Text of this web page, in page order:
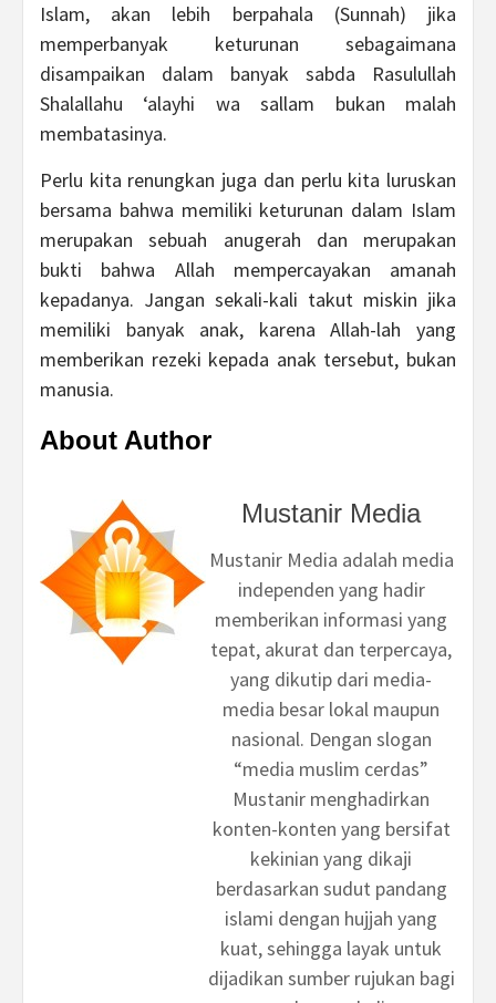
Islam, akan lebih berpahala (Sunnah) jika
memperbanyak keturunan sebagaimana
disampaikan dalam banyak sabda Rasulullah
Shalallahu ‘alayhi wa sallam bukan malah
membatasinya.
Perlu kita renungkan juga dan perlu kita luruskan
bersama bahwa memiliki keturunan dalam Islam
merupakan sebuah anugerah dan merupakan
bukti bahwa Allah mempercayakan amanah
kepadanya. Jangan sekali-kali takut miskin jika
memiliki banyak anak, karena Allah-lah yang
memberikan rezeki kepada anak tersebut, bukan
manusia.
About Author
Mustanir Media
Mustanir Media adalah media
independen yang hadir
memberikan informasi yang
tepat, akurat dan terpercaya,
yang dikutip dari media-
media besar lokal maupun
nasional. Dengan slogan
“media muslim cerdas”
Mustanir menghadirkan
konten-konten yang bersifat
kekinian yang dikaji
berdasarkan sudut pandang
islami dengan hujjah yang
kuat, sehingga layak untuk
dijadikan sumber rujukan bagi